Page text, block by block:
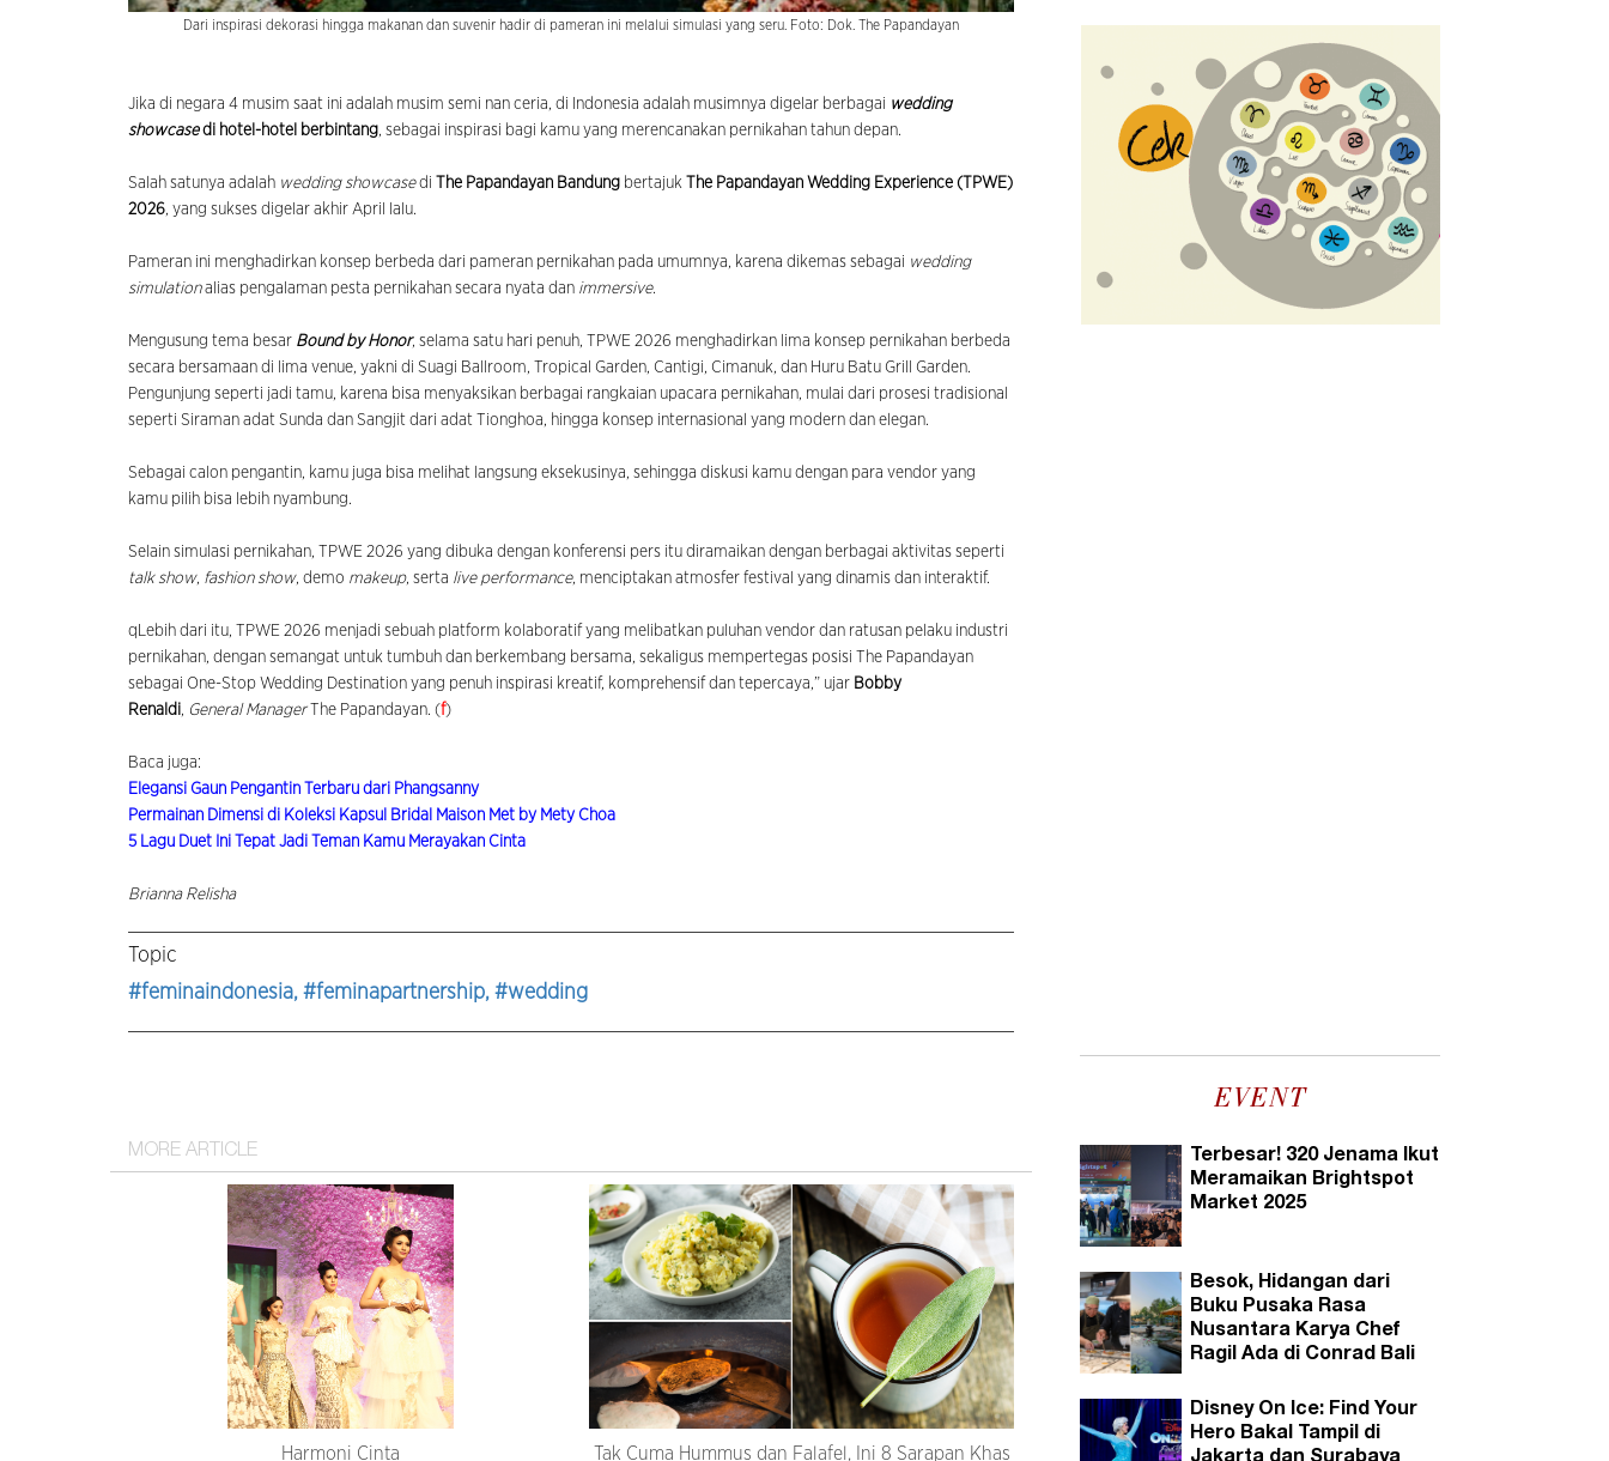
Dari inspirasi dekorasi hingga makanan dan suvenir hadir di pameran ini melalui simulasi yang seru. Foto: Dok. The Papandayan
Jika di negara 4 musim saat ini adalah musim semi nan ceria, di Indonesia adalah musimnya digelar berbagai wedding
showcasedi hotel-hotel berbintang, sebagai inspirasi bagi kamu yang merencanakan pernikahan tahun depan.
Salah satunya adalah wedding showcasedi The Papandayan Bandung bertajuk
The Papandayan Wedding Experience (TPWE)
2026, yang sukses digelar akhir April lalu.
Pameran ini menghadirkan konsep berbeda dari pameran pernikahan pada umumnya, karena dikemas sebagai wedding
simulationalias pengalaman pesta pernikahan secara nyata dan immersive.
Mengusung tema besar Bound by Honor, selama satu hari penuh, TPWE 2026 menghadirkan lima konsep pernikahan berbeda
secara bersamaan di lima venue, yakni di Suagi Ballroom, Tropical Garden, Cantigi, Cimanuk, dan Huru Batu Grill Garden.
Pengunjung seperti jadi tamu, karena bisa menyaksikan berbagai rangkaian upacara pernikahan, mulai dari prosesi tradisional
seperti Siraman adat Sunda dan Sangjit dari adat Tionghoa, hingga konsep internasional yang modern dan elegan.
Sebagai calon pengantin, kamu juga bisa melihat langsung eksekusinya, sehingga diskusi kamu dengan para vendor yang
kamu pilih bisa lebih nyambung.
Selain simulasi pernikahan, TPWE 2026 yang dibuka dengan konferensi pers itu diramaikan dengan berbagai aktivitas seperti
talk show, fashion show, demo makeup, serta live performance, menciptakan atmosfer festival yang dinamis dan interaktif.
qLebih dari itu, TPWE 2026 menjadi sebuah platform kolaboratif yang melibatkan puluhan vendor dan ratusan pelaku industri
pernikahan, dengan semangat untuk tumbuh dan berkembang bersama, sekaligus mempertegas posisi The Papandayan
sebagai One-Stop Wedding Destination yang penuh inspirasi kreatif, komprehensif dan tepercaya,” ujar Bobby
Renaldi, General ManagerThe Papandayan. (f)
Baca juga:
Elegansi Gaun Pengantin Terbaru dari Phangsanny
Permainan Dimensi di Koleksi Kapsul Bridal Maison Met by Mety Choa
5 Lagu Duet Ini Tepat Jadi Teman Kamu Merayakan Cinta
Brianna Relisha
Topic
#feminaindonesia, #feminapartnership, #wedding
MORE ARTICLE
Harmoni Cinta
Tak Cuma Hummus dan Falafel, Ini 8 Sarapan Khas
EVENT
Terbesar! 320 Jenama Ikut
Meramaikan Brightspot
Market 2025
Besok, Hidangan dari
Buku Pusaka Rasa
Nusantara Karya Chef
Ragil Ada di Conrad Bali
Disney On Ice: Find Your
Hero Bakal Tampil di